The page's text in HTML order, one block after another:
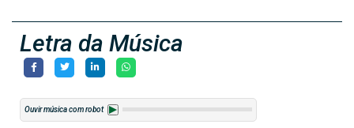
Letra da Música
Ouvir música com robot